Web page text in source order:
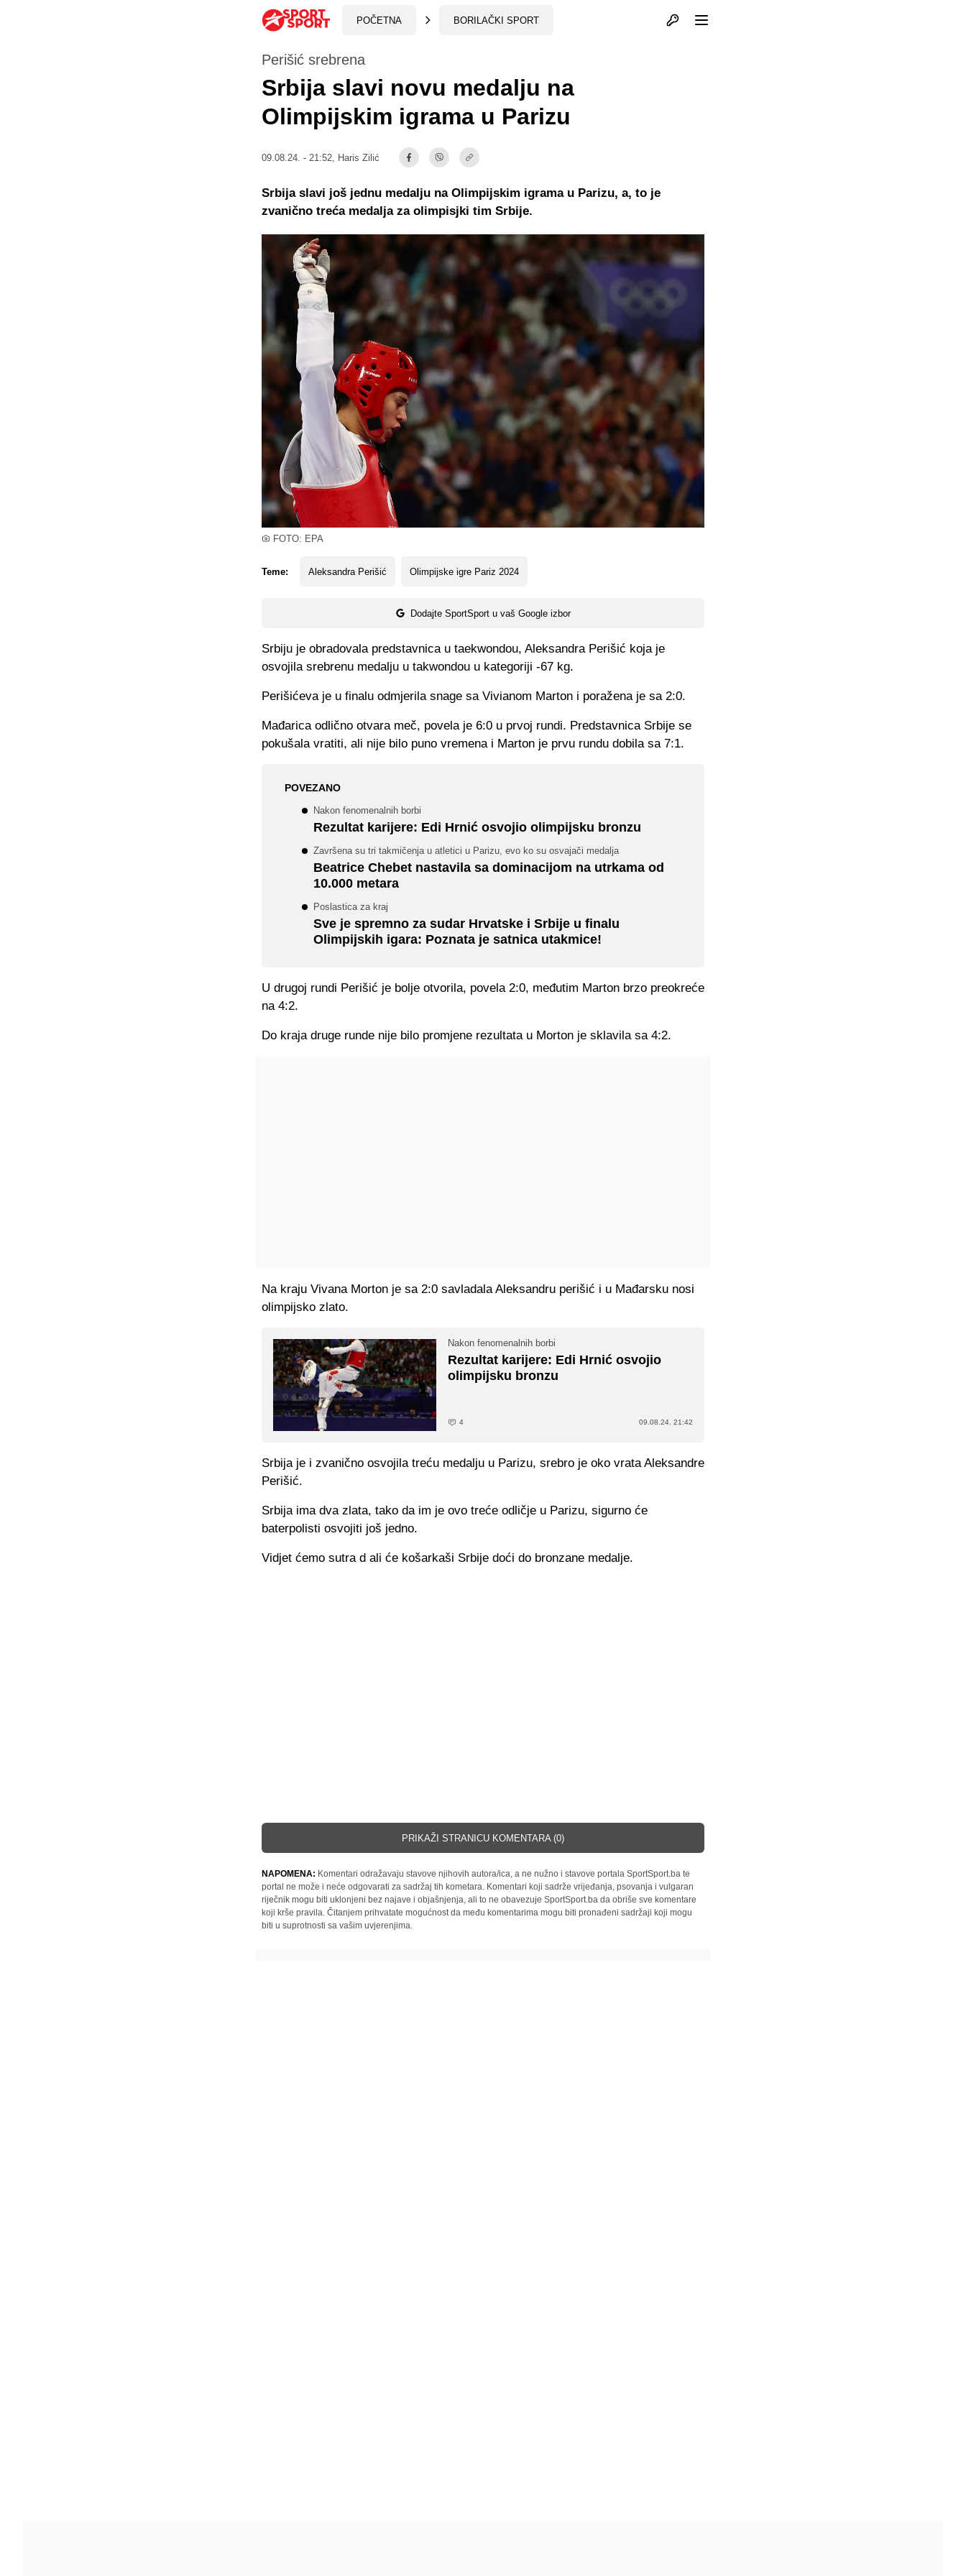
POČETNA BORILAČKI SPORT Otvori profil
FOTO: EPA
Perišić srebrena
Srbija slavi novu medalju na
Olimpijskim igrama u Parizu
09.08.24. - 21:52, Haris Zilić
Teme: Aleksandra Perišić Olimpijske igre Pariz 2024
Dodajte SportSport u vaš Google izbor
Srbija slavi još jednu medalju na Olimpijskim igrama u Parizu, a, to je
zvanično treća medalja za olimpisjki tim Srbije.
Srbiju je obradovala predstavnica u taekwondou, Aleksandra Perišić koja je
osvojila srebrenu medalju u takwondou u kategoriji -67 kg.
Perišićeva je u finalu odmjerila snage sa Vivianom Marton i poražena je sa 2:0.
Mađarica odlično otvara meč, povela je 6:0 u prvoj rundi. Predstavnica Srbije se
pokušala vratiti, ali nije bilo puno vremena i Marton je prvu rundu dobila sa 7:1.
POVEZANO
Nakon fenomenalnih borbi
Rezultat karijere: Edi Hrnić osvojio olimpijsku bronzu
Završena su tri takmičenja u atletici u Parizu, evo ko su osvajači medalja
Beatrice Chebet nastavila sa dominacijom na utrkama od
10.000 metara
Poslastica za kraj
Sve je spremno za sudar Hrvatske i Srbije u finalu
Olimpijskih igara: Poznata je satnica utakmice!
U drugoj rundi Perišić je bolje otvorila, povela 2:0, međutim Marton brzo preokreće
na 4:2.
Do kraja druge runde nije bilo promjene rezultata u Morton je sklavila sa 4:2.
Na kraju Vivana Morton je sa 2:0 savladala Aleksandru perišić i u Mađarsku nosi
olimpijsko zlato.
Nakon fenomenalnih borbi
Rezultat karijere: Edi Hrnić osvojio
olimpijsku bronzu
4 09.08.24. 21:42
Srbija je i zvanično osvojila treću medalju u Parizu, srebro je oko vrata Aleksandre
Perišić.
Srbija ima dva zlata, tako da im je ovo treće odličje u Parizu, sigurno će
baterpolisti osvojiti još jedno.
Vidjet ćemo sutra d ali će košarkaši Srbije doći do bronzane medalje.
PRIKAŽI STRANICU KOMENTARA (0)
NAPOMENA: Komentari odražavaju stavove njihovih autora/ica, a ne nužno i stavove portala SportSport.ba te
portal ne može i neće odgovarati za sadržaj tih kometara. Komentari koji sadrže vrijeđanja, psovanja i vulgaran
riječnik mogu biti uklonjeni bez najave i objašnjenja, ali to ne obavezuje SportSport.ba da obriše sve komentare
koji krše pravila. Čitanjem prihvatate mogućnost da među komentarima mogu biti pronađeni sadržaji koji mogu
biti u suprotnosti sa vašim uvjerenjima.